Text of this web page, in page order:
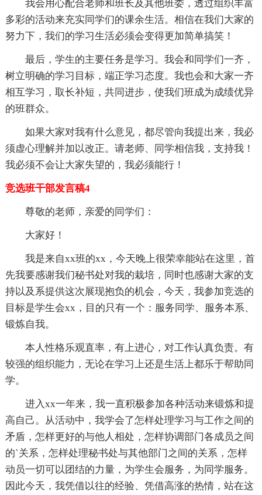
我会用心配合老师和班长及其他班委，透过组织丰富
多彩的活动来充实同学们的课余生活。相信在我们大家的
努力下，我们的学习生活必须会变得更加简单搞笑！
最后，学生的主要任务是学习。我会和同学们一齐，
树立明确的学习目标，端正学习态度。我也会和大家一齐
相互学习，取长补短，共同进步，使我们班成为成绩优异
的班群众。
如果大家对我有什么意见，都尽管向我提出来，我必
须虚心理解并加以改正。请老师、同学相信我，支持我！
我必须不会让大家失望的，我必须能行！
竞选班干部发言稿4
尊敬的老师，亲爱的同学们：
大家好！
我是来自xx班的xx，今天晚上很荣幸能站在这里，首
先我要感谢我们秘书处对我的栽培，同时也感谢大家的支
持以及系提供这次展现抱负的机会，今天，我参加竞选的
目标是学生会xx，目的只有一个：服务同学、服务本系、
锻炼自我。
本人性格乐观直率，有上进心，对工作认真负责。有
较强的组织能力，无论在学习上还是生活上都乐于帮助同
学。
进入xx一年来，我一直积极参加各种活动来锻炼和提
高自己。从活动中，我学会了怎样处理学习与工作之间的
矛盾，怎样更好的与他人相处，怎样协调部门各成员之间
的`关系，怎样处理秘书处与其他部门之间的关系，怎样
动员一切可以团结的力量，为学生会服务，为同学服务。
因此今天，我凭借以往的经验、凭借高涨的热情，站在这